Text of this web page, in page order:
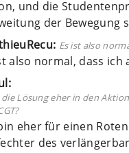
und die
der Bewegung
Es ist also
also normal, dass
Lösung eher in den
eher für einen
des